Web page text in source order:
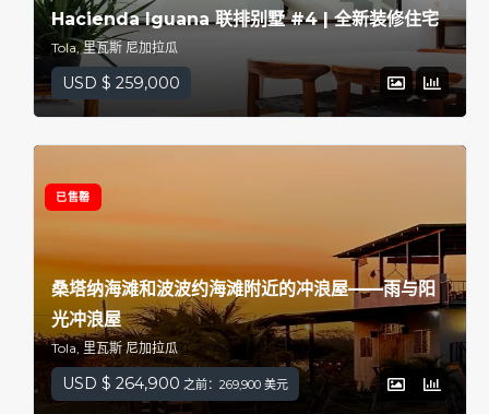
Hacienda Iguana 联排别墅 #4 | 全新装修住宅
Tola, 里瓦斯 尼加拉瓜
USD $ 259,000
已售罄
桑塔纳海滩和波波约海滩附近的冲浪屋——雨与阳
光冲浪屋
Tola, 里瓦斯 尼加拉瓜
USD $ 264,900 之前：269,900 美元